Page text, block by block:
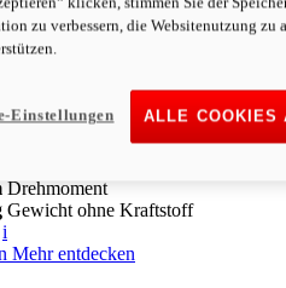
Drehmoment
Gewicht ohne Kraftstoff
i
Drehmoment
Gewicht ohne Kraftstoff
i
Mehr entdecken
zu verbessern, die Websitenutzung zu
ALLE COOKIES
Einstellungen